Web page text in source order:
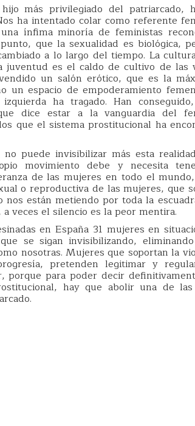
más privilegiado del patriarcado,
ha intentado colar como referente
ínfima minoría de feministas
que la sexualidad es biológica,
a lo largo del tiempo. La
juventud es el caldo de cultivo de las
un salón erótico, que es la
un espacio de empoderamiento
ha tragado. Han
dice estar a la vanguardia del
que el sistema prostitucional ha
puede invisibilizar más esta
movimiento debe y necesita
de las mujeres en todo el
o reproductiva de las mujeres, que
están metiendo por toda la
veces el silencio es la peor mentira.
en España 31 mujeres en
se sigan invisibilizando,
nosotras. Mujeres que soportan la
pretenden legitimar y
porque para poder decir
hay que abolir una de